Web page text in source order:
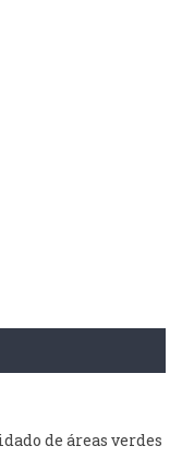
de áreas verdes